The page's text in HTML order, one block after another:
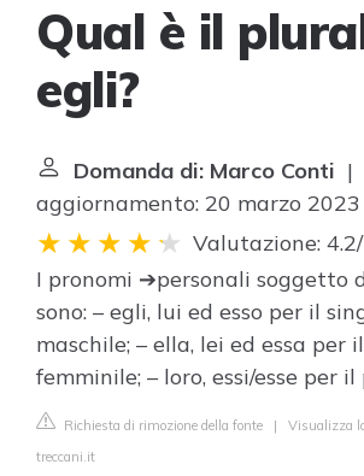
Qual è il
egli?
Domanda di: Marco Conti |
aggiornamento: 20 marzo 2023
Valutazione:
I pronomi ➔personali soggetto
sono: – egli, lui ed esso per il
maschile; – ella, lei ed essa per
femminile; – loro, essi/esse per
Richiesta di rimozione della fonte | Visualizza
treccani.it